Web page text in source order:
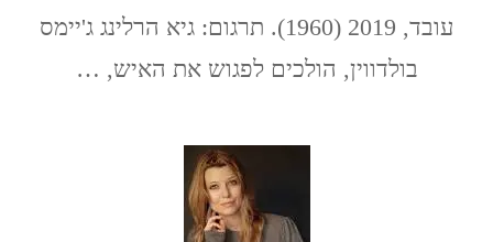
עובד, 2019 (1960). תרגום: גיא הרלינג ג'יימס
בולדווין, הולכים לפגוש את האיש, …